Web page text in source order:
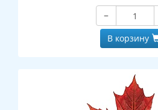
−
В корзину